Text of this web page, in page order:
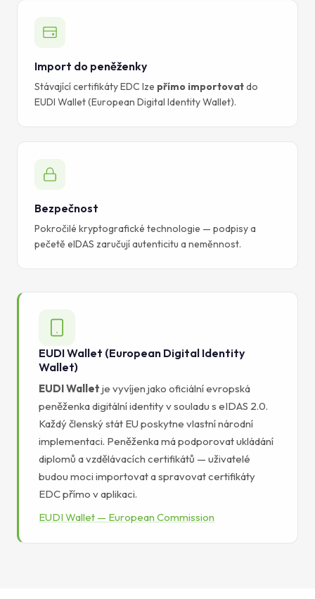
Import do peněženky
Stávající certifikáty EDC lze přímo importovatdo
EUDI Wallet (European Digital Identity Wallet).
Bezpečnost
Pokročilé kryptografické technologie — podpisy a
pečetě eIDAS zaručují autenticitu a neměnnost.
EUDI Wallet (European Digital Identity
Wallet)
EUDI Wallet je vyvíjen jako oficiální evropská
peněženka digitální identity v souladu s eIDAS 2.0.
Každý členský stát EU poskytne vlastní národní
implementaci. Peněženka má podporovat ukládání
diplomů a vzdělávacích certifikátů — uživatelé
budou moci importovat a spravovat certifikáty
EDC přímo v aplikaci.
EUDI Wallet — European Commission